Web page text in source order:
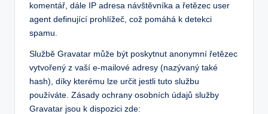
komentář, dále IP adresa návštěvníka a řetězec user
agent definující prohlížeč, což pomáhá k detekci
spamu.
Službě Gravatar může být poskytnut anonymní řetězec
vytvořený z vaší e-mailové adresy (nazývaný také
hash), díky kterému lze určit jestli tuto službu
používáte. Zásady ochrany osobních údajů služby
Gravatar jsou k dispozici zde: